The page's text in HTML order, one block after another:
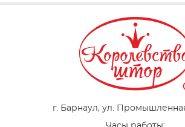
г. Барнаул, ул.